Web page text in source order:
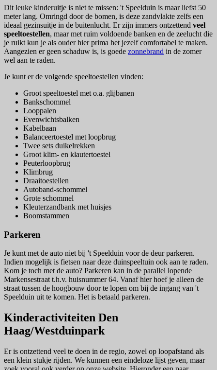
Dit leuke kinderuitje is niet te missen: 't Speelduin is maar liefst 50
meter lang. Omringd door de bomen, is deze zandvlakte zelfs een
ideaal gezinsuitje in de buitenlucht. Er zijn immers ontzettend veel
speeltoestellen, maar met ruim voldoende banken en de zeelucht die
je ruikt kun je als ouder hier prima het jezelf comfortabel te maken.
Aangezien er geen schaduw is, is goede zonnebrand in de zomer
wel aan te raden.
Je kunt er de volgende speeltoestellen vinden:
Groot speeltoestel met o.a. glijbanen
Bankschommel
Looppalen
Evenwichtsbalken
Kabelbaan
Balanceertoestel met loopbrug
Twee sets duikelrekken
Groot klim- en klautertoestel
Peuterloopbrug
Klimbrug
Draaitoestellen
Autoband-schommel
Grote schommel
Kleuterzandbank met huisjes
Boomstammen
Parkeren
Je kunt met de auto niet bij 't Speelduin voor de deur parkeren.
Indien mogelijk is fietsen naar deze duinspeeltuin ook aan te raden.
Kom je toch met de auto? Parkeren kan in de parallel lopende
Markensestraat t.h.v. huisnummer 64. Vanaf hier hoef je alleen de
straat tussen de hoogbouw door te lopen om bij de ingang van 't
Speelduin uit te komen. Het is betaald parkeren.
Kinderactiviteiten Den
Haag/Westduinpark
Er is ontzettend veel te doen in de regio, zowel op loopafstand als
een klein stukje rijden. We kunnen een eindeloze lijst geven, maar